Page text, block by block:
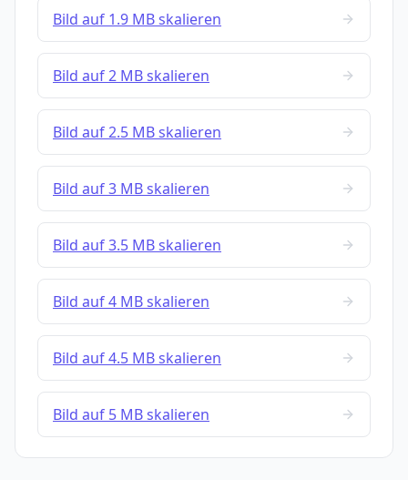
Bild auf 1.9 MB skalieren
Bild auf 2 MB skalieren
Bild auf 2.5 MB skalieren
Bild auf 3 MB skalieren
Bild auf 3.5 MB skalieren
Bild auf 4 MB skalieren
Bild auf 4.5 MB skalieren
Bild auf 5 MB skalieren